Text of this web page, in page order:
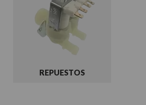
REPUESTOS